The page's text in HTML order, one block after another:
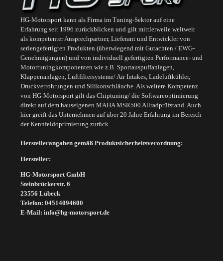
HG-Motorsport kann als Firma im Tuning-Sektor auf eine
Erfahrung seit 1996 zurückblicken und gilt mittlerweile weltweit
als kompetenter Ansprechpartner, Lieferant und Entwickler von
seriengefertigten Produkten (überwiegend mit Gutachten / EWG-
Genehmigungen) und von individuell gefertigten Performance- und
Motortuningkomponenten wie z.B. Sportauspuffanlagen,
Klappenanlagen, Luftfiltersysteme/ Air Intakes, Ladeluftkühler,
Druckverrohrungen und Silikonschläuche. Als weitere Kompetenz
von HG-Motorsport gilt das Chiptuning/ die Softwareoptimierung
direkt auf dem hauseigenen MAHA MSR500 Allradprüfstand. Auch
hier greift das Unternehmen auf über 20 Jahre Erfahrung im Bereich
der Kennfeldoptimierung zurück.
Herstellerangaben gemäß Produktsicherheitsverordnung:
Hersteller:
HG-Motorsport GmbH
Steinbrückerstr. 6
23556 Lübeck
Telefon: 04514094600
E-Mail: info@hg-motorsport.de